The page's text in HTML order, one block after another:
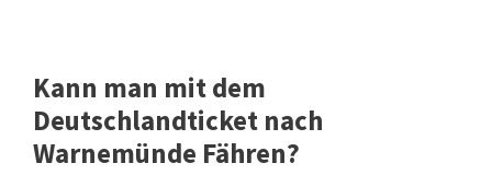
Kann man mit dem
Deutschlandticket nach
Warnemünde Fähren?